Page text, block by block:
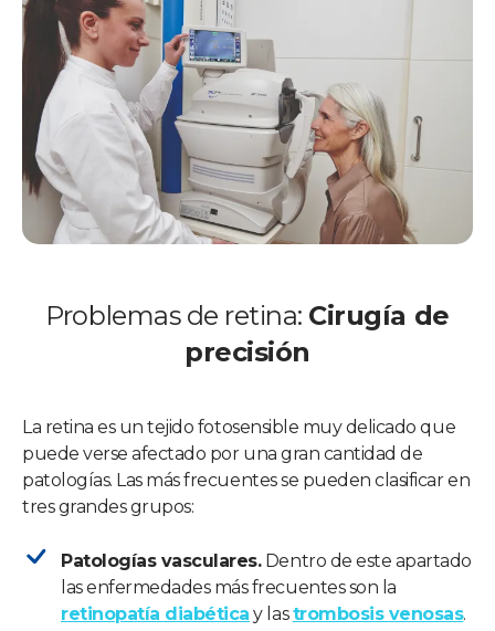
Problemas de retina: Cirugía de
precisión
La retina es un tejido fotosensible muy delicado que
puede verse afectado por una gran cantidad de
patologías. Las más frecuentes se pueden clasificar en
tres grandes grupos:
Patologías vasculares.Dentro de este apartado
las enfermedades más frecuentes son la
retinopatía diabética y lastrombosis venosas.